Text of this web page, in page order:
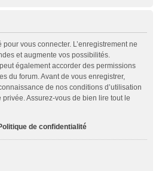
vous connecter. L’enregistrement ne
et augmente vos possibilités.
également accorder des permissions
du forum. Avant de vous enregistrer,
de nos conditions d’utilisation
Assurez-vous de bien lire tout le
de confidentialité